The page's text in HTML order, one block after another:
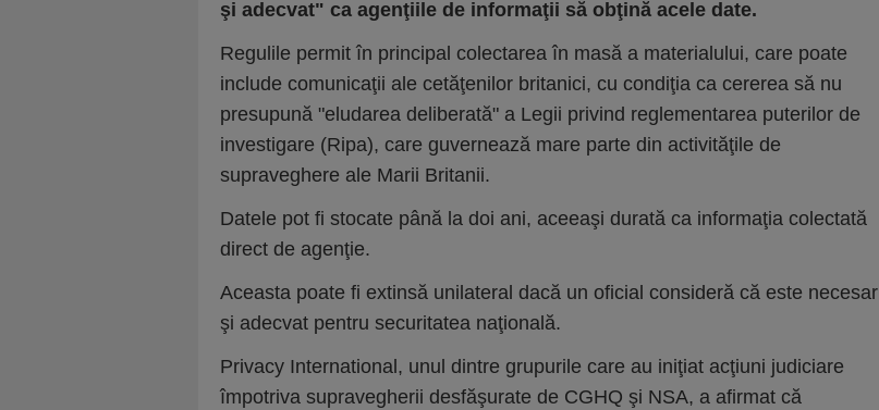
şi adecvat" ca agenţiile de informaţii să obţină acele date.
Regulile permit în principal colectarea în masă a materialului, care poate
include comunicaţii ale cetăţenilor britanici, cu condiţia ca cererea să nu
presupună "eludarea deliberată" a Legii privind reglementarea puterilor de
investigare (Ripa), care guvernează mare parte din activităţile de
supraveghere ale Marii Britanii.
Datele pot fi stocate până la doi ani, aceeaşi durată ca informaţia colectată
direct de agenţie.
Aceasta poate fi extinsă unilateral dacă un oficial consideră că este necesar
şi adecvat pentru securitatea naţională.
Privacy International, unul dintre grupurile care au iniţiat acţiuni judiciare
împotriva supravegherii desfăşurate de CGHQ şi NSA, a afirmat că